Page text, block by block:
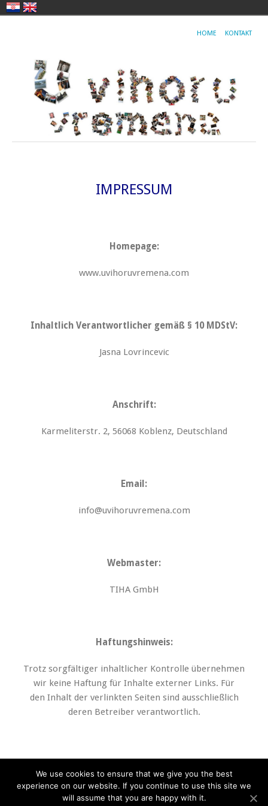
HOME KONTAKT
IMPRESSUM
Homepage:
www.uvihoruvremena.com
Inhaltlich Verantwortlicher gemäß § 10 MDStV:
Jasna Lovrincevic
Anschrift:
Karmeliterstr. 2, 56068 Koblenz, Deutschland
Email:
info@uvihoruvremena.com
Webmaster:
TIHA GmbH
Haftungshinweis:
Trotz sorgfältiger inhaltlicher Kontrolle übernehmen
wir keine Haftung für Inhalte externer Links. Für
den Inhalt der verlinkten Seiten sind ausschließlich
deren Betreiber verantwortlich.
Impressum Privacy Policy
We use cookies to ensure that we give you the best
experience on our website. If you continue to use this site we
will assume that you are happy with it.